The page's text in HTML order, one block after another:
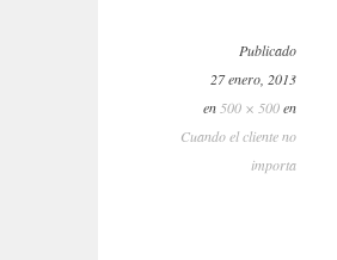
Publicado
27 enero, 2013
en 500 × 500en
Cuando el cliente no
importa